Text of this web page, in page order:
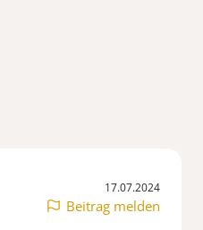
17.07.2024
Beitrag melden